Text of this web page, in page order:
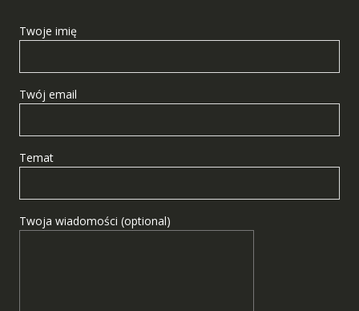
Twoje imię
Twój email
Temat
Twoja wiadomości (optional)